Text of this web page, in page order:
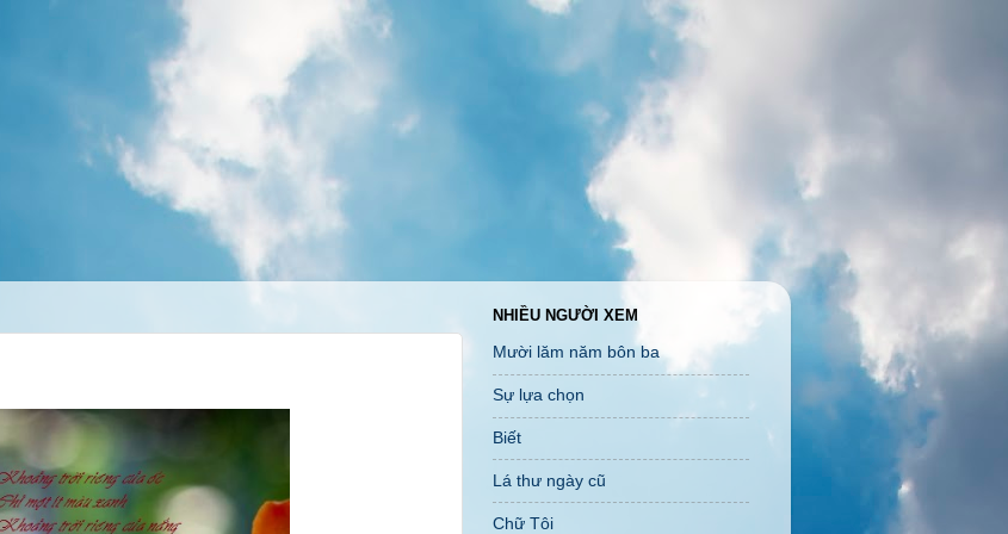
NHIỀU NGƯỜI XEM
Mười lăm năm bôn ba
Sự lựa chọn
Biết
Lá thư ngày cũ
Chữ Tôi